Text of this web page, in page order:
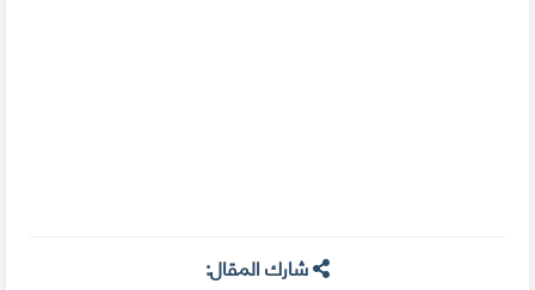
شارك المقال: